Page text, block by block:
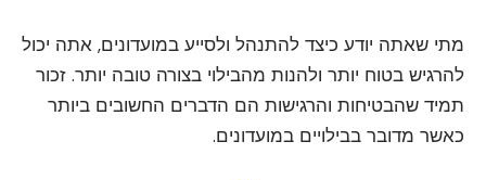
מתי שאתה יודע כיצד להתנהל ולסייע במועדונים, אתה יכול
להרגיש בטוח יותר ולהנות מהבילוי בצורה טובה יותר. זכור
תמיד שהבטיחות והרגישות הם הדברים החשובים ביותר
כאשר מדובר בבילויים במועדונים.